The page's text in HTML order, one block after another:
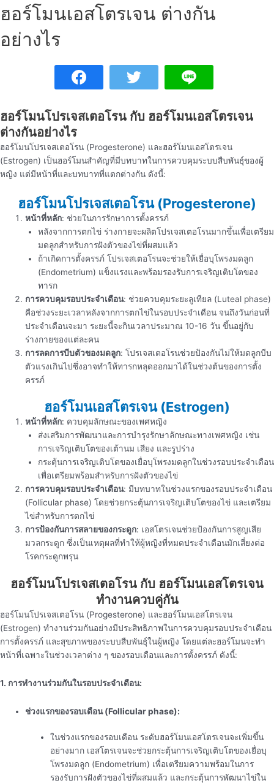
ฮอร์โมนเอสโตรเจน ต่างกัน
อย่างไร
ฮอร์โมนโปรเจสเตอโรน กับ ฮอร์โมนเอสโตรเจน
ต่างกันอย่างไร
ฮอร์โมนโปรเจสเตอโรน (Progesterone) และฮอร์โมนเอสโตรเจน
(Estrogen) เป็นฮอร์โมนสำคัญที่มีบทบาทในการควบคุมระบบสืบพันธุ์ของผู้
หญิง แต่มีหน้าที่และบทบาทที่แตกต่างกัน ดังนี้:
ฮอร์โมนโปรเจสเตอโรน (Progesterone)
หน้าที่หลัก: ช่วยในการรักษาการตั้งครรภ์
หลังจากการตกไข่ ร่างกายจะผลิตโปรเจสเตอโรนมากขึ้นเพื่อเตรียม
มดลูกสำหรับการฝังตัวของไข่ที่ผสมแล้ว
ถ้าเกิดการตั้งครรภ์ โปรเจสเตอโรนจะช่วยให้เยื่อบุโพรงมดลูก
(Endometrium) แข็งแรงและพร้อมรองรับการเจริญเติบโตของ
ทารก
การควบคุมรอบประจำเดือน: ช่วยควบคุมระยะลูเทียล (Luteal phase)
คือช่วงระยะเวลาหลังจากการตกไข่ในรอบประจำเดือน จนถึงวันก่อนที่
ประจำเดือนจะมา ระยะนี้จะกินเวลาประมาณ 10-16 วัน ขึ้นอยู่กับ
ร่างกายของแต่ละคน
การลดการบีบตัวของมดลูก: โปรเจสเตอโรนช่วยป้องกันไม่ให้มดลูกบีบ
ตัวแรงเกินไปซึ่งอาจทำให้ทารกหลุดออกมาได้ในช่วงต้นของการตั้ง
ครรภ์
ฮอร์โมนเอสโตรเจน (Estrogen)
หน้าที่หลัก: ควบคุมลักษณะของเพศหญิง
ส่งเสริมการพัฒนาและการบำรุงรักษาลักษณะทางเพศหญิง เช่น
การเจริญเติบโตของเต้านม เสียง และรูปร่าง
กระตุ้นการเจริญเติบโตของเยื่อบุโพรงมดลูกในช่วงรอบประจำเดือน
เพื่อเตรียมพร้อมสำหรับการฝังตัวของไข่
การควบคุมรอบประจำเดือน: มีบทบาทในช่วงแรกของรอบประจำเดือน
(Follicular phase) โดยช่วยกระตุ้นการเจริญเติบโตของไข่ และเตรียม
ไข่สำหรับการตกไข่
การป้องกันการสลายของกระดูก: เอสโตรเจนช่วยป้องกันการสูญเสีย
มวลกระดูก ซึ่งเป็นเหตุผลที่ทำให้ผู้หญิงที่หมดประจำเดือนมักเสี่ยงต่อ
โรคกระดูกพรุน
ฮอร์โมนโปรเจสเตอโรน กับ ฮอร์โมนเอสโตรเจน
ทำงานควบคู่กัน
ฮอร์โมนโปรเจสเตอโรน (Progesterone) และฮอร์โมนเอสโตรเจน
(Estrogen) ทำงานร่วมกันอย่างมีประสิทธิภาพในการควบคุมรอบประจำเดือน
การตั้งครรภ์ และสุขภาพของระบบสืบพันธุ์ในผู้หญิง โดยแต่ละฮอร์โมนจะทำ
หน้าที่เฉพาะในช่วงเวลาต่าง ๆ ของรอบเดือนและการตั้งครรภ์ ดังนี้:
1. การทำงานร่วมกันในรอบประจำเดือน:
ช่วงแรกของรอบเดือน (Follicular phase):
ในช่วงแรกของรอบเดือน ระดับฮอร์โมนเอสโตรเจนจะเพิ่มขึ้น
อย่างมาก เอสโตรเจนจะช่วยกระตุ้นการเจริญเติบโตของเยื่อบุ
โพรงมดลูก (Endometrium) เพื่อเตรียมความพร้อมในการ
รองรับการฝังตัวของไข่ที่ผสมแล้ว และกระตุ้นการพัฒนาไข่ใน